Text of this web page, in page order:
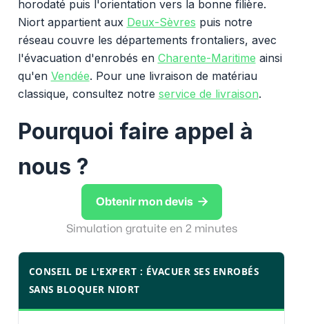
horodaté puis l'orientation vers la bonne filière.
Niort appartient aux Deux-Sèvres puis notre
réseau couvre les départements frontaliers, avec
l'évacuation d'enrobés en Charente-Maritime ainsi
qu'en Vendée. Pour une livraison de matériau
classique, consultez notre service de livraison.
Pourquoi faire appel à
nous ?
Obtenir mon devis 
Simulation gratuite en 2 minutes
CONSEIL DE L'EXPERT : ÉVACUER SES ENROBÉS
SANS BLOQUER NIORT